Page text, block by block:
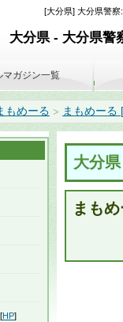
[大分県] 大分県警
大分県 - 大分県警
もめーる > まもめーる
大分県
まも
マガジン一覧
HP]